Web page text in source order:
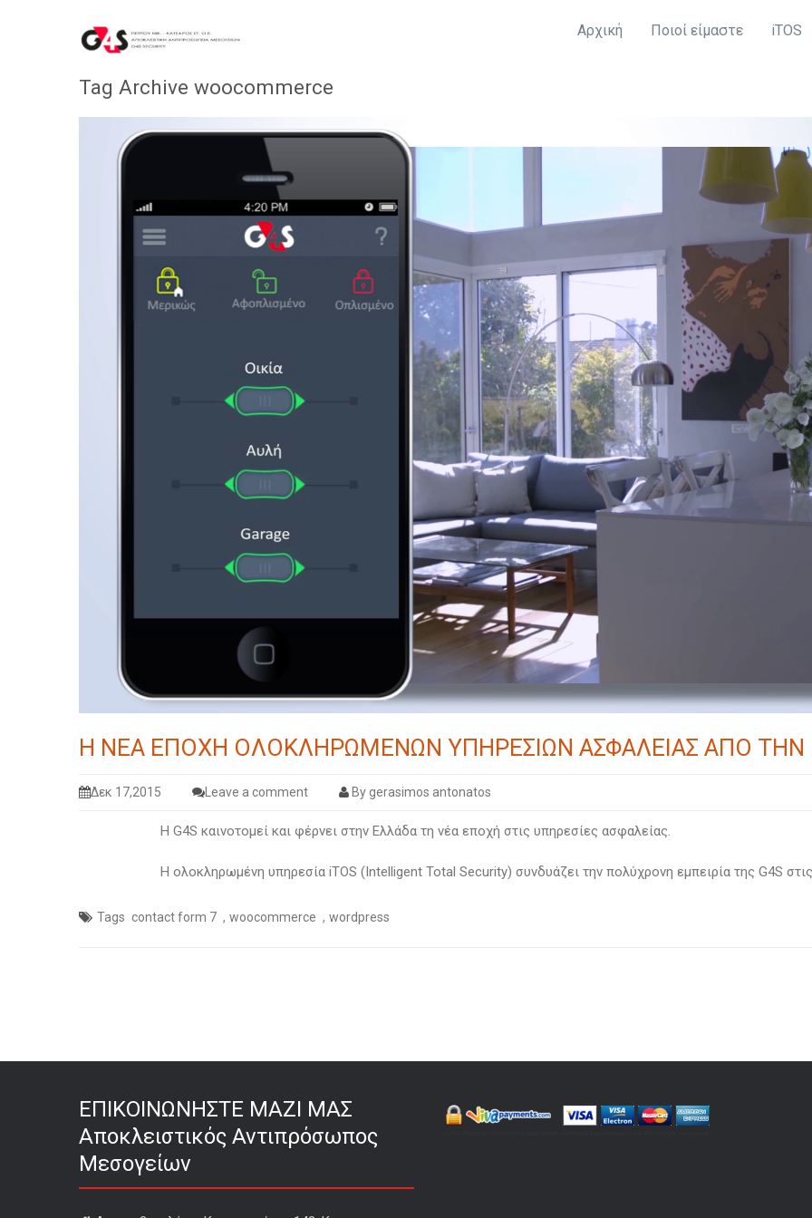
Αρχική Ποιοί είμαστε iTOS
Tag Archive woocommerce
Η ΝΕΑ ΕΠΟΧΗ ΟΛΟΚΛΗΡΩΜΕΝΩΝ ΥΠΗΡΕΣΙΩΝ ΑΣΦΑΛΕΙΑΣ ΑΠΟ ΤΗΝ
Δεκ 17,2015 Leave a comment By gerasimos antonatos
Η G4S καινοτομεί και φέρνει στην Ελλάδα τη νέα εποχή στις υπηρεσίες ασφαλείας.
Η ολοκληρωμένη υπηρεσία iTOS (Intelligent Total Security) συνδυάζει την πολύχρονη εμπειρία της G4S
Tags contact form 7 , woocommerce , wordpress
ΕΠΙΚΟΙΝΩΝΗΣΤΕ ΜΑΖΙ ΜΑΣ
Αποκλειστικός Αντιπρόσωπος
Μεσογείων